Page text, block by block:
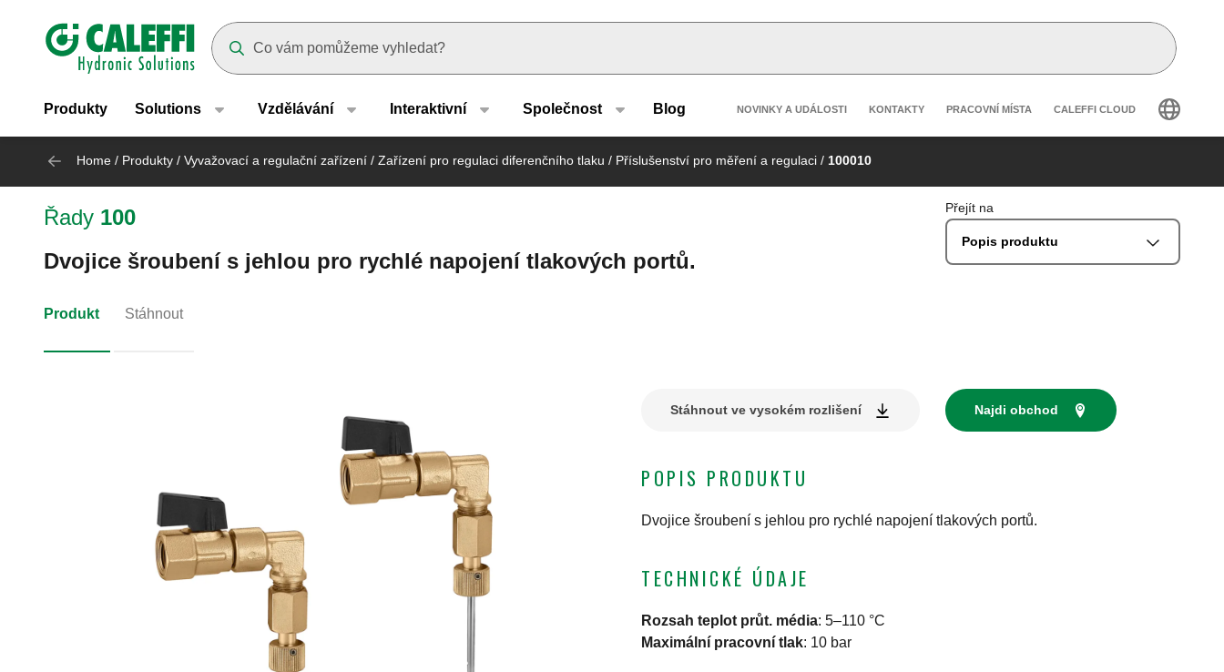
Header main navigation
Produkty Solutions Vzdělávání Interaktivní Společnost Blog Header secondary navigation
NOVINKY A UDÁLOSTI KONTAKTY PRACOVNÍ MÍSTA CALEFFI CLOUD
Home / Produkty / Vyvažovací a regulační zařízení / Zařízení pro regulaci diferenčního tlaku / Příslušenství pro měření a regulaci / 100010
Řady 100
Dvojice šroubení s jehlou pro rychlé napojení tlakových portů.
Přejít na
Popis produktu
Produkt Stáhnout
Stáhnout ve vysokém rozlišení Najdi obchod
POPIS PRODUKTU
Dvojice šroubení s jehlou pro rychlé napojení tlakových portů.
TECHNICKÉ ÚDAJE
Rozsah teplot průt. média: 5–110 °C
Maximální pracovní tlak: 10 bar